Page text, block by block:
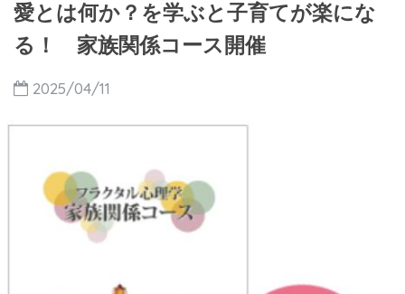
愛とは何か？を学ぶと子育てが楽にな
る！ 家族関係コース開催
2025/04/11